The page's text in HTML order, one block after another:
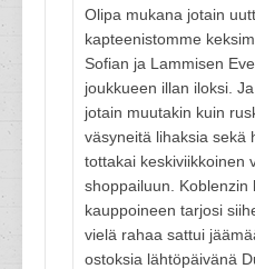
Olipa mukana jotain
kapteenistomme
Sofian ja Lammisen
joukkueen illan iloksi.
jotain muutakin kuin
väsyneitä lihaksia sekä
tottakai keskiviikkoinen
shoppailuun. Koblenzin
kauppoineen tarjosi
vielä rahaa sattui
ostoksia lähtöpäivänä